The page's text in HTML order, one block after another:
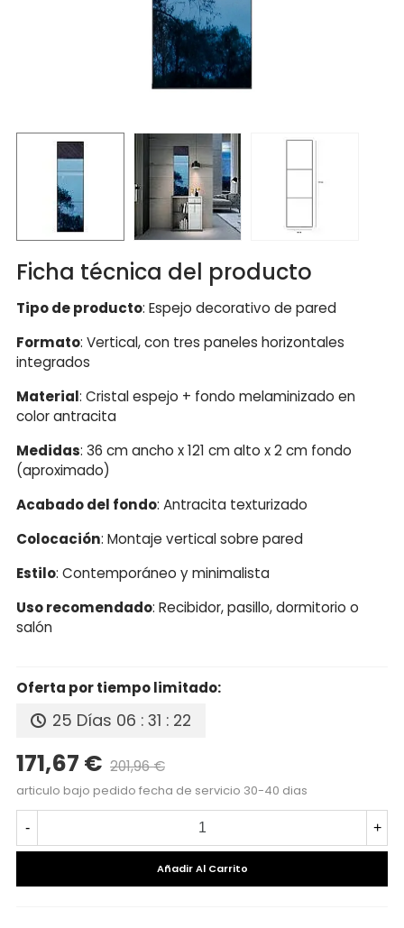
Ficha técnica del producto
Tipo de producto: Espejo decorativo de pared
Formato: Vertical, con tres paneles horizontales
integrados
Material: Cristal espejo + fondo melaminizado en
color antracita
Medidas: 36 cm ancho x 121 cm alto x 2 cm fondo
(aproximado)
Acabado del fondo: Antracita texturizado
Colocación: Montaje vertical sobre pared
Estilo: Contemporáneo y minimalista
Uso recomendado: Recibidor, pasillo, dormitorio o
salón
Oferta por tiempo limitado:
25 Días 06 : 31 : 21
171,67 € 201,96 €
articulo bajo pedido fecha de servicio 30-40 dias
- +
Añadir Al Carrito